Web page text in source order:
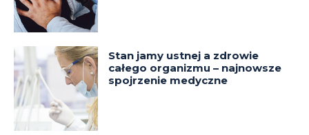
Stan jamy ustnej a zdrowie
całego organizmu – najnowsze
spojrzenie medyczne